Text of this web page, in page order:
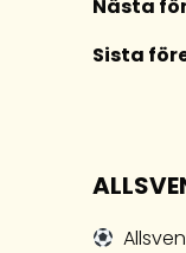
Nästa
Sista